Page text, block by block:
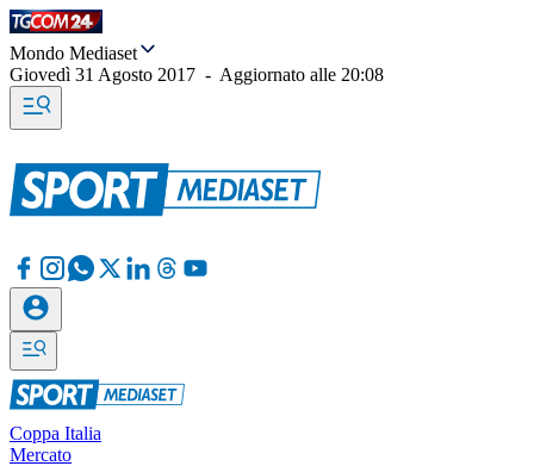
Mondo Mediaset
Giovedì 31 Agosto 2017 - Aggiornato alle 20:08
Coppa Italia
Mercato